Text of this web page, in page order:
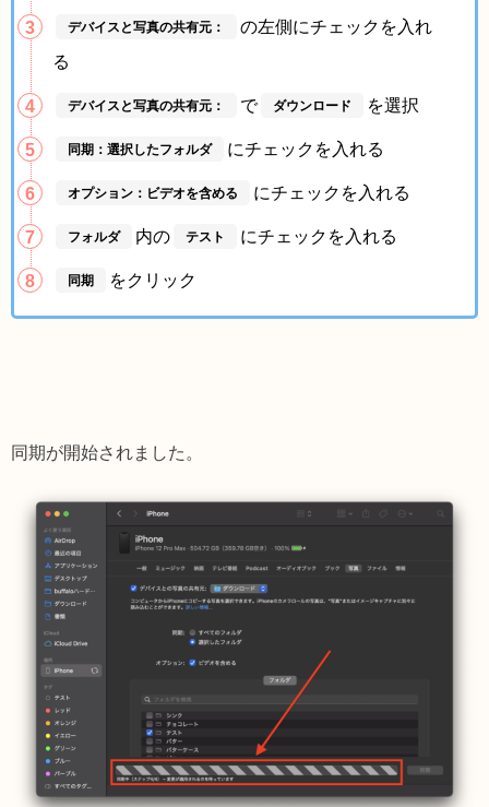
デバイスと写真の共有元：
の左側にチェックを入れ
る
デバイスと写真の共有元： で ダウンロード を選択
同期：選択したフォルダ にチェックを入れる
オプション：ビデオを含める にチェックを入れる
フォルダ 内の テスト にチェックを入れる
同期 をクリック
同期が開始されました。